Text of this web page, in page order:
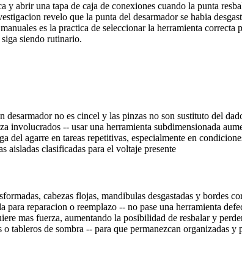
abrir una tapa de caja de conexiones cuando la punta
revelo que la punta del desarmador se habia
es la practica de seleccionar la herramienta
siendo rutinario.
no es cincel y las pinzas no son sustituto del
involucrados -- usar una herramienta subdimensionada
agarre en tareas repetitivas, especialmente en
aisladas clasificadas para el voltaje presente
cabezas flojas, mandibulas desgastadas y bordes
reparacion o reemplazo -- no pase una herramienta
mas fuerza, aumentando la posibilidad de resbalar y
tableros de sombra -- para que permanezcan organizadas y